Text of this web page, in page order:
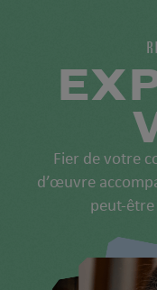
Fier de votre
d’œuvre
peut-être